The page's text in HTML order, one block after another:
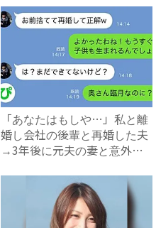
「あなたはもしや…」私と離
婚し会社の後輩と再婚した夫
→3年後に元夫の妻と意外な